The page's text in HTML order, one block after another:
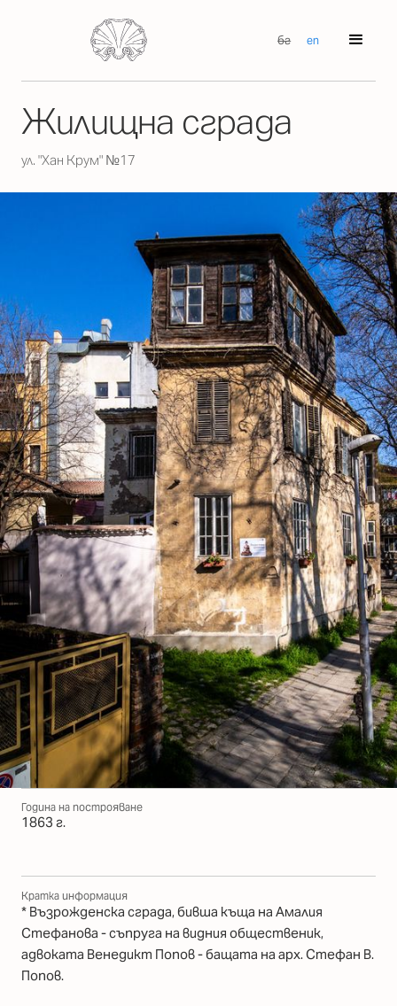
бг en
Жилищна сграда
ул. "Хан Крум" №17
Година на построяване
1863 г.
Кратка информация
* Възрожденска сграда, бивша къща на Амалия
Стефанова - съпруга на видния общественик,
адвоката Венедикт Попов - бащата на арх. Стефан В.
Попов.